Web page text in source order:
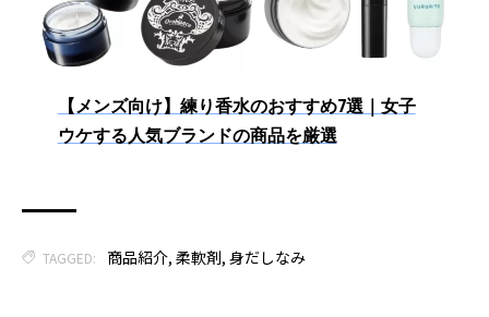
【メンズ向け】練り香水のおすすめ7選｜女子
ウケする人気ブランドの商品を厳選
TAGGED: 商品紹介, 柔軟剤, 身だしなみ